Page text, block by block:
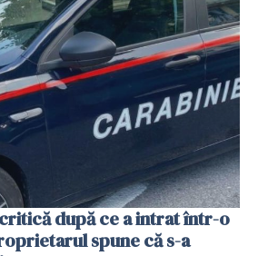
după ce a intrat într-o
spune că s-a